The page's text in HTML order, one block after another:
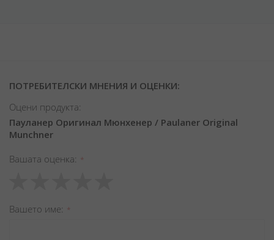
ПОТРЕБИТЕЛСКИ МНЕНИЯ И ОЦЕНКИ:
Оцени продукта:
Пауланер Оригинал Мюнхенер / Paulaner Original
Munchner
Вашата оценка
star
stars
stars
stars
stars
Вашето име